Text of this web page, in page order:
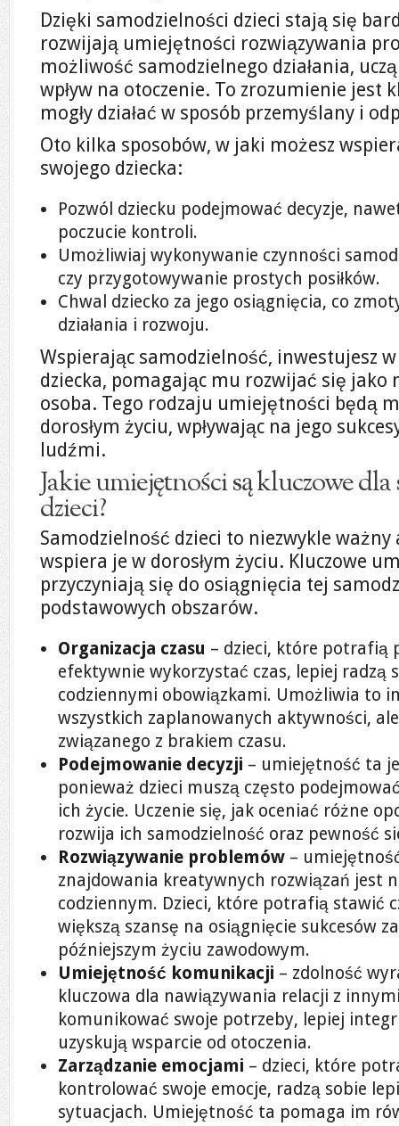
Dzięki samodzielności dzieci stają się
rozwijają umiejętności rozwiązywania
możliwość samodzielnego działania,
wpływ na otoczenie. To zrozumienie jest
mogły działać w sposób przemyślany i
Oto kilka sposobów, w jaki możesz
swojego dziecka:
Pozwól dziecku podejmować decyzje,
poczucie kontroli.
Umożliwiaj wykonywanie czynności
czy przygotowywanie prostych posiłków.
Chwal dziecko za jego osiągnięcia, co
działania i rozwoju.
Wspierając samodzielność, inwestujesz w
dziecka, pomagając mu rozwijać się jako
osoba. Tego rodzaju umiejętności będą
dorosłym życiu, wpływając na jego
ludźmi.
Jakie umiejętności są kluczowe
dzieci?
Samodzielność dzieci to niezwykle
wspiera je w dorosłym życiu. Kluczowe
przyczyniają się do osiągnięcia tej
podstawowych obszarów.
Organizacja czasu – dzieci, które potrafią
efektywnie wykorzystać czas, lepiej radzą
codziennymi obowiązkami. Umożliwia to
wszystkich zaplanowanych aktywności,
związanego z brakiem czasu.
Podejmowanie decyzji – umiejętność ta
ponieważ dzieci muszą często
ich życie. Uczenie się, jak oceniać różne
rozwija ich samodzielność oraz pewność
Rozwiązywanie problemów –
znajdowania kreatywnych rozwiązań jest
codziennym. Dzieci, które potrafią stawić
większą szansę na osiągnięcie sukcesów
późniejszym życiu zawodowym.
Umiejętność komunikacji – zdolność
kluczowa dla nawiązywania relacji z
komunikować swoje potrzeby, lepiej
uzyskują wsparcie od otoczenia.
Zarządzanie emocjami – dzieci, które
kontrolować swoje emocje, radzą sobie
sytuacjach. Umiejętność ta pomaga im